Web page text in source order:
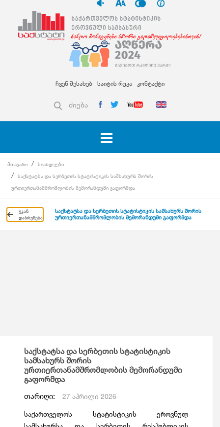
ჩვენ შესახებ საიტის რუკა კონტაქტი
ძიება
მთავარი
სიახლეები
საქსტატსა და სერბეთის სტატისტიკის სამსახურს შორის
ურთიერთანამშრომლობის მემორანდუმი გაფორმდა
უკან
დაბრუნება
საქსტატსა და სერბეთის სტატისტიკის სამსახურს შორის
ურთიერთანამშრომლობის მემორანდუმი გაფორმდა
საქსტატსა და სერბეთის სტატისტიკის
სამსახურს შორის
ურთიერთანამშრომლობის მემორანდუმი
გაფორმდა
თარიღი: 27 აპრილი 2026
საქართველოს სტატისტიკის ეროვნულ